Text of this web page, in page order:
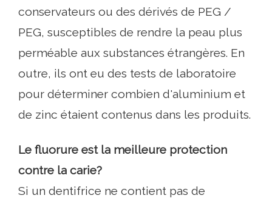
conservateurs ou des dérivés de PEG /
PEG, susceptibles de rendre la peau plus
perméable aux substances étrangères. En
outre, ils ont eu des tests de laboratoire
pour déterminer combien d'aluminium et
de zinc étaient contenus dans les produits.
Le fluorure est la meilleure protection
contre la carie?
Si un dentifrice ne contient pas de